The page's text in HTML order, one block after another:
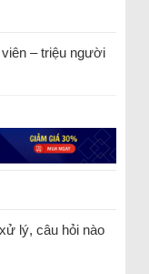
– triệu người
lý, câu hỏi nào